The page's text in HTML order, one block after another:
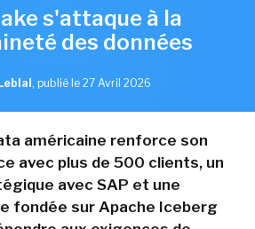
s'attaque à la
des données
, publié le 27 Avril 2026
américaine renforce son
avec plus de 500 clients, un
avec SAP et une
fondée sur Apache Iceberg